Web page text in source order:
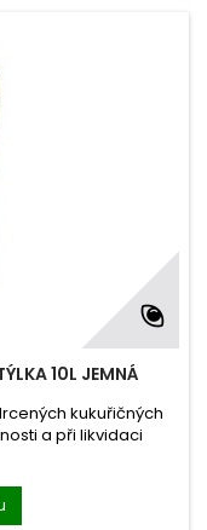
10L JEMNÁ
kukuřičných
a při likvidaci